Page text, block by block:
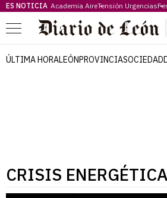
ES NOTICIA Academia AireTensión Urgencias
Menú
ÚLTIMA HORALEÓNPROVINCIASOCIEDAD
CRISIS ENERGÉTICA